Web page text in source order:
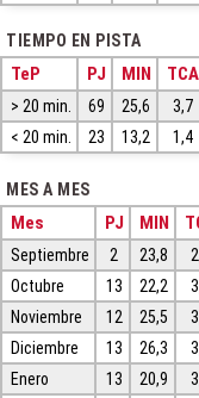
TIEMPO EN PISTA
TeP PJ MIN TCA
> 20 min. 69 25,6 3,7
< 20 min.
23 13,2 1,4
MES A MES
Mes PJ MIN
Septiembre 2 23,8
Octubre
13 22,2
Noviembre
12 25,5
Diciembre
13 26,3
Enero
13 20,9